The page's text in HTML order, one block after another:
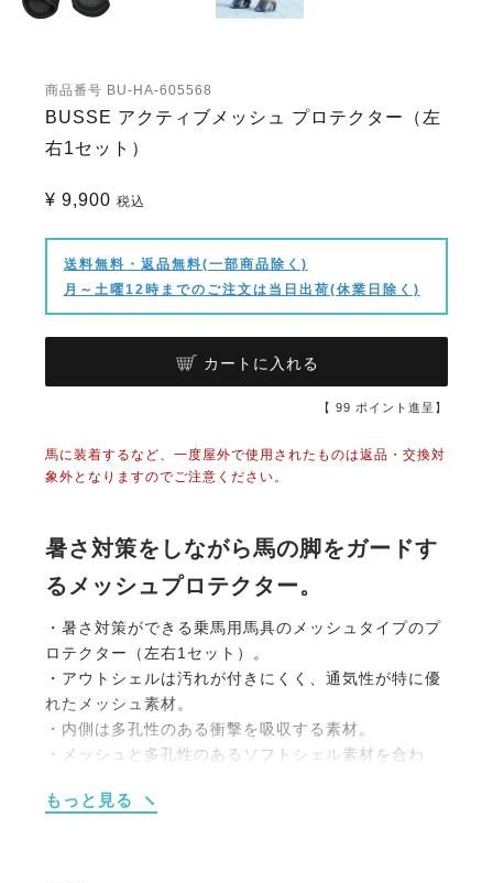
商品番号 BU-HA-605568
BUSSE アクティブメッシュ プロテクター（左
右1セット）
¥ 9,900 税込
送料無料・返品無料(一部商品除く)
月～土曜12時までのご注文は当日出荷(休業日除く)
カートに入れる
【 99 ポイント進呈】
馬に装着するなど、一度屋外で使用されたものは返品・交換対
象外となりますのでご注意ください。
暑さ対策をしながら馬の脚をガードす
るメッシュプロテクター。
・暑さ対策ができる乗馬用馬具のメッシュタイプのプ
ロテクター（左右1セット）。
・アウトシェルは汚れが付きにくく、通気性が特に優
れたメッシュ素材。
・内側は多孔性のある衝撃を吸収する素材。
・メッシュと多孔性のあるソフトシェル素材を合わ
・過熱を防ぎ、気温が高い日の放牧やトレーニングで
もっと見る